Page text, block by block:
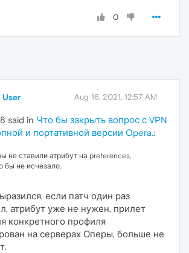
0
User Aug 16, 2021, 12:57 AM
said in Что бы закрыть вопрос с VPN
и портативной версии Opera.:
не ставили атрибут на preferences,
бы не исчезало.
если патч один раз
атрибут уже не нужен, прилет
конкретного профиля
на серверах Оперы, больше не